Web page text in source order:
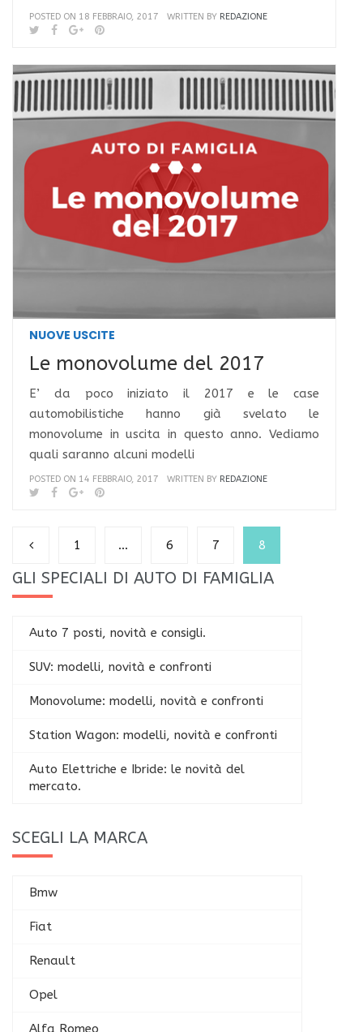
POSTED ON 18 FEBBRAIO, 2017 WRITTEN BY REDAZIONE
NUOVE USCITE
Le monovolume del 2017
E’ da poco iniziato il 2017 e le case
automobilistiche hanno già svelato le
monovolume in uscita in questo anno. Vediamo
quali saranno alcuni modelli
POSTED ON 14 FEBBRAIO, 2017 WRITTEN BY REDAZIONE
1 … 6 7 8
GLI SPECIALI DI AUTO DI FAMIGLIA
Auto 7 posti, novità e consigli.
SUV: modelli, novità e confronti
Monovolume: modelli, novità e confronti
Station Wagon: modelli, novità e confronti
Auto Elettriche e Ibride: le novità del
mercato.
SCEGLI LA MARCA
Bmw
Fiat
Renault
Opel
Alfa Romeo